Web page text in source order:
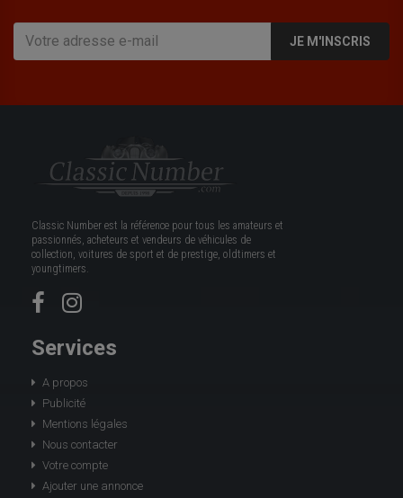
JE M'INSCRIS
Classic Number est la référence pour tous les amateurs et
passionnés, acheteurs et vendeurs de véhicules de
collection, voitures de sport et de prestige, oldtimers et
youngtimers.
Services
A propos
Publicité
Mentions légales
Nous contacter
Votre compte
Ajouter une annonce